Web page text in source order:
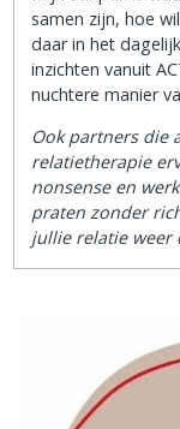
samen zijn, hoe
daar in het
inzichten vanuit
nuchtere manier
Ook partners die
relatietherapie
nonsense en
praten zonder
jullie relatie weer